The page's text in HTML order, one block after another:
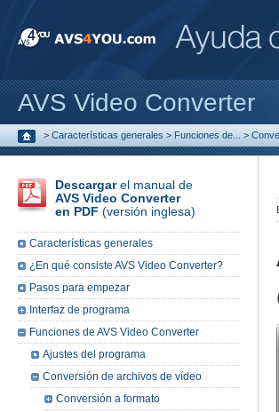
AVS Video Converter
> Características generales > Funciones de... >
Descargarel manual de
AVS Video Converter
en PDF (versión inglesa)
Características generales
¿En qué consiste AVS Video Converter?
Pasos para empezar
Interfaz de programa
Funciones de AVS Video Converter
Ajustes del programa
Conversión de archivos de vídeo
Conversión a formato